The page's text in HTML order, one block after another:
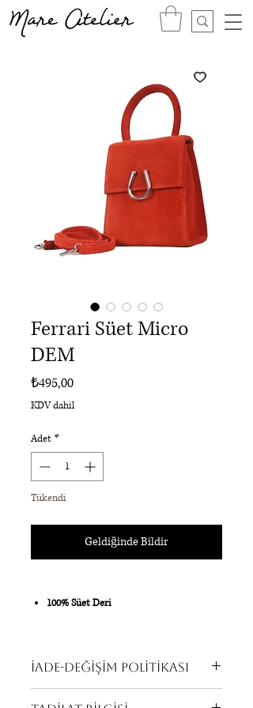
Ferrari Süet Micro
DEM
₺495,00Fiyat
KDV dahil
Adet *
Tükendi
Geldiğinde Bildir
100% Süet Deri
18 x 16 cm
İade-Değişim Politikası